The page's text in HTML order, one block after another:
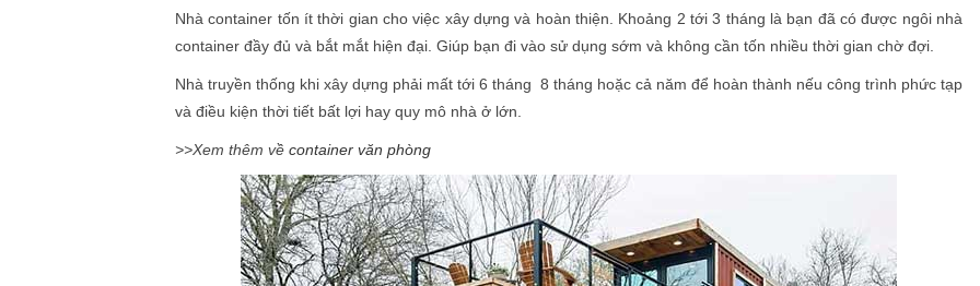
Nhà container tốn ít thời gian cho việc xây dựng và hoàn thiện. Khoảng 2 tới 3 tháng là bạn đã có được ngôi nhà
container đầy đủ và bắt mắt hiện đại. Giúp bạn đi vào sử dụng sớm và không cần tốn nhiều thời gian chờ đợi.
Nhà truyền thống khi xây dựng phải mất tới 6 tháng 8 tháng hoặc cả năm để hoàn thành nếu công trình phức tạp
và điều kiện thời tiết bất lợi hay quy mô nhà ở lớn.
>>Xem thêm về container văn phòng